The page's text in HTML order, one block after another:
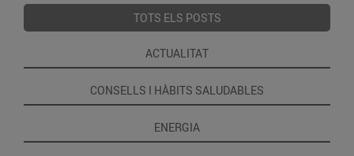
TOTS ELS POSTS
ACTUALITAT
CONSELLS I HÀBITS SALUDABLES
ENERGIA